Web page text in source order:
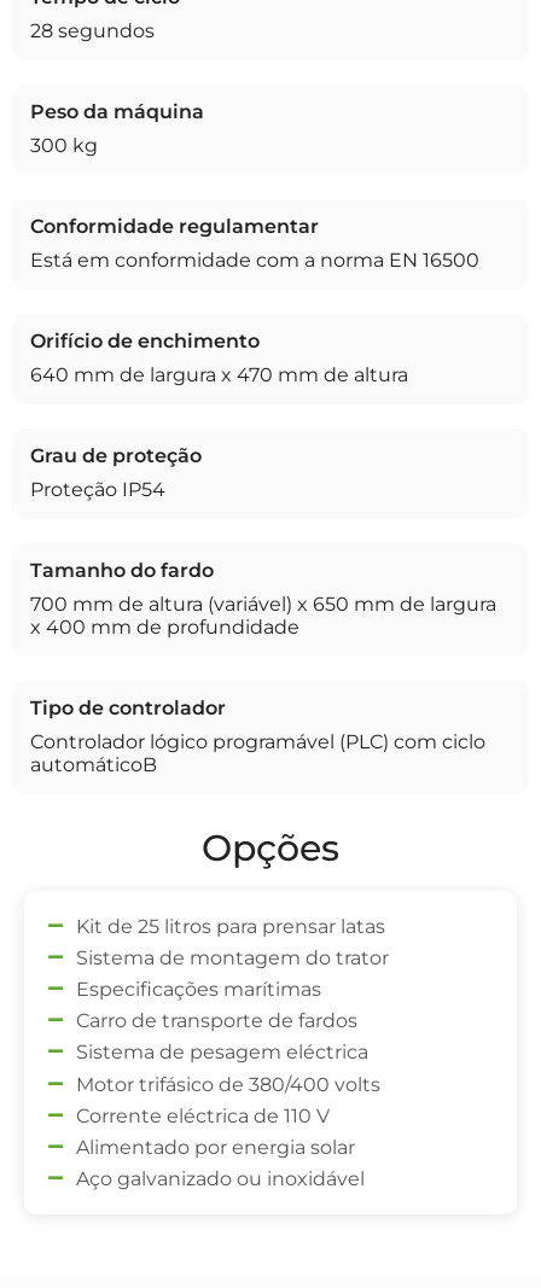
28 segundos
Peso da máquina
300 kg
Conformidade regulamentar
Está em conformidade com a norma EN 16500
Orifício de enchimento
640 mm de largura x 470 mm de altura
Grau de proteção
Proteção IP54
Tamanho do fardo
700 mm de altura (variável) x 650 mm de largura
x 400 mm de profundidade
Tipo de controlador
Controlador lógico programável (PLC) com ciclo
automáticoB
Opções
Kit de 25 litros para prensar latas
Sistema de montagem do trator
Especificações marítimas
Carro de transporte de fardos
Sistema de pesagem eléctrica
Motor trifásico de 380/400 volts
Corrente eléctrica de 110 V
Alimentado por energia solar
Aço galvanizado ou inoxidável